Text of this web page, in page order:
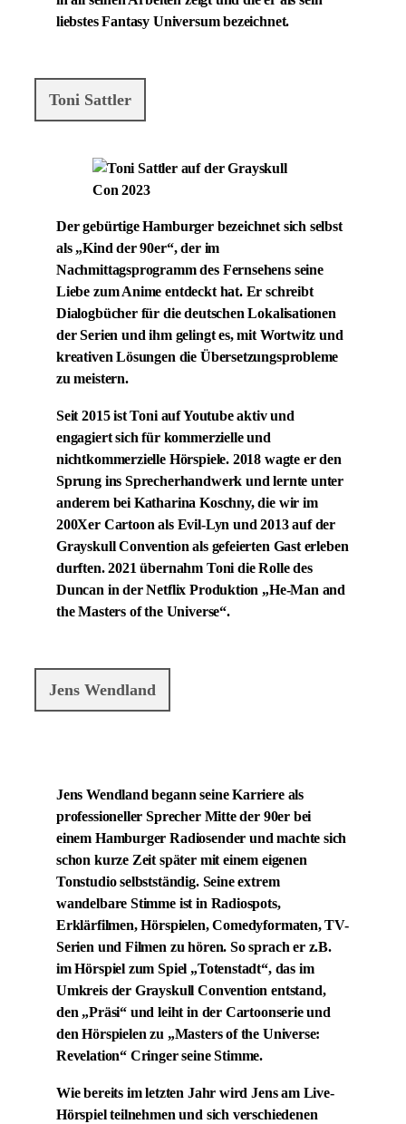
liebstes Fantasy Universum bezeichnet.
Toni Sattler
Der gebürtige Hamburger bezeichnet sich selbst
als „Kind der 90er“, der im
Nachmittagsprogramm des Fernsehens seine
Liebe zum Anime entdeckt hat. Er schreibt
Dialogbücher für die deutschen Lokalisationen
der Serien und ihm gelingt es, mit Wortwitz und
kreativen Lösungen die Übersetzungsprobleme
zu meistern.
Seit 2015 ist Toni auf Youtube aktiv und
engagiert sich für kommerzielle und
nichtkommerzielle Hörspiele. 2018 wagte er den
Sprung ins Sprecherhandwerk und lernte unter
anderem bei Katharina Koschny, die wir im
200Xer Cartoon als Evil-Lyn und 2013 auf der
Grayskull Convention als gefeierten Gast erleben
durften. 2021 übernahm Toni die Rolle des
Duncan in der Netflix Produktion „He-Man and
the Masters of the Universe“.
Jens Wendland
Jens Wendland begann seine Karriere als
professioneller Sprecher Mitte der 90er bei
einem Hamburger Radiosender und machte sich
schon kurze Zeit später mit einem eigenen
Tonstudio selbstständig. Seine extrem
wandelbare Stimme ist in Radiospots,
Erklärfilmen, Hörspielen, Comedyformaten, TV-
Serien und Filmen zu hören. So sprach er z.B.
im Hörspiel zum Spiel „Totenstadt“, das im
Umkreis der Grayskull Convention entstand,
den „Präsi“ und leiht in der Cartoonserie und
den Hörspielen zu „Masters of the Universe:
Revelation“ Cringer seine Stimme.
Wie bereits im letzten Jahr wird Jens am Live-
Hörspiel teilnehmen und sich verschiedenen